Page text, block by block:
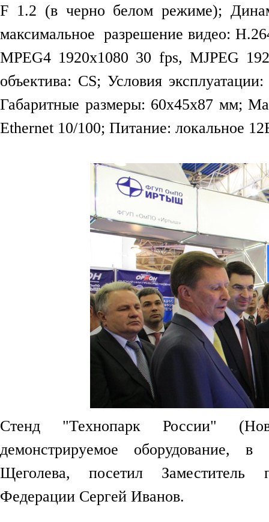
F 1.2 (в черно белом режиме);
максимальное разрешение видео:
MPEG4 1920x1080 30 fps, MJPEG
объектива: CS; Условия
Габаритные размеры: 60x45x87 мм;
Ethernet 10/100; Питание: локальное
Стенд "Технопарк России"
демонстрируемое оборудование,
Щеголева, посетил Заместитель
Федерации Сергей Иванов.